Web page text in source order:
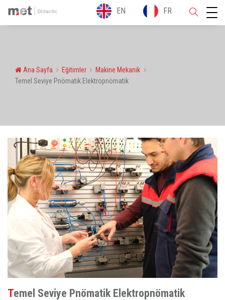
EN FR
Ana Sayfa Eğitimler
Makine Mekanik
Temel Seviye Pnömatik Elektropnömatik
Temel Seviye Pnömatik Elektropnömatik